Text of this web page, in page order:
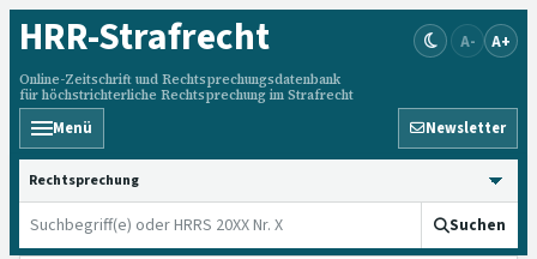
HRR-Strafrecht
Online-Zeitschrift und Rechtsprechungsdatenbank
für höchstrichterliche Rechtsprechung im Strafrecht
A- A+
Menü Newsletter
HRRS durchsuchen
Suchen